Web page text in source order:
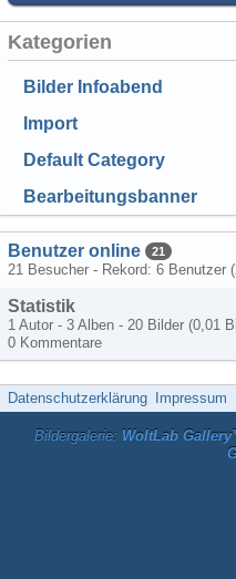
Kategorien
Bilder Infoabend
Import
Default Category
Bearbeitungsbanner
Benutzer online 21
21 Besucher - Rekord: 6 Benutzer (
Statistik
1 Autor - 3 Alben - 20 Bilder (0,01
0 Kommentare
Datenschutzerklärung Impressum
Bildergalerie: WoltLab